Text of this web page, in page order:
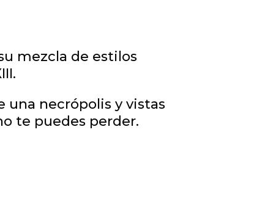
mezcla de estilos
una necrópolis y vistas
te puedes perder.